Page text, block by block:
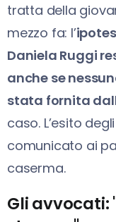
tratta della
mezzo fa: l’
Daniela Ruggi
anche se
stata fornita
caso. L’esito
comunicato ai
caserma.
Gli